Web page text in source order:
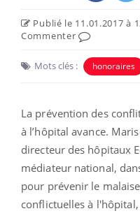
Publié le 11.01.2017 à
Commenter
Mots clés : honoraires
La prévention des
à l’hôpital avance.
directeur des hôpitaux
médiateur national,
pour prévenir le
conflictuelles à